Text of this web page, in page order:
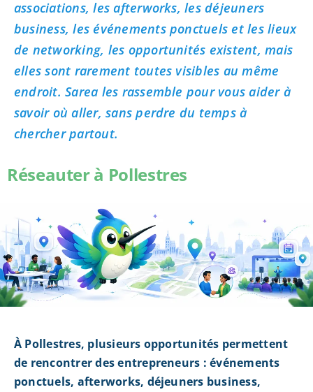
associations, les afterworks, les déjeuners
business, les événements ponctuels et les lieux
de networking, les opportunités existent, mais
elles sont rarement toutes visibles au même
endroit. Sarea les rassemble pour vous aider à
savoir où aller, sans perdre du temps à
chercher partout.
Réseauter à Pollestres
À Pollestres, plusieurs opportunités permettent
de rencontrer des entrepreneurs : événements
ponctuels, afterworks, déjeuners business,